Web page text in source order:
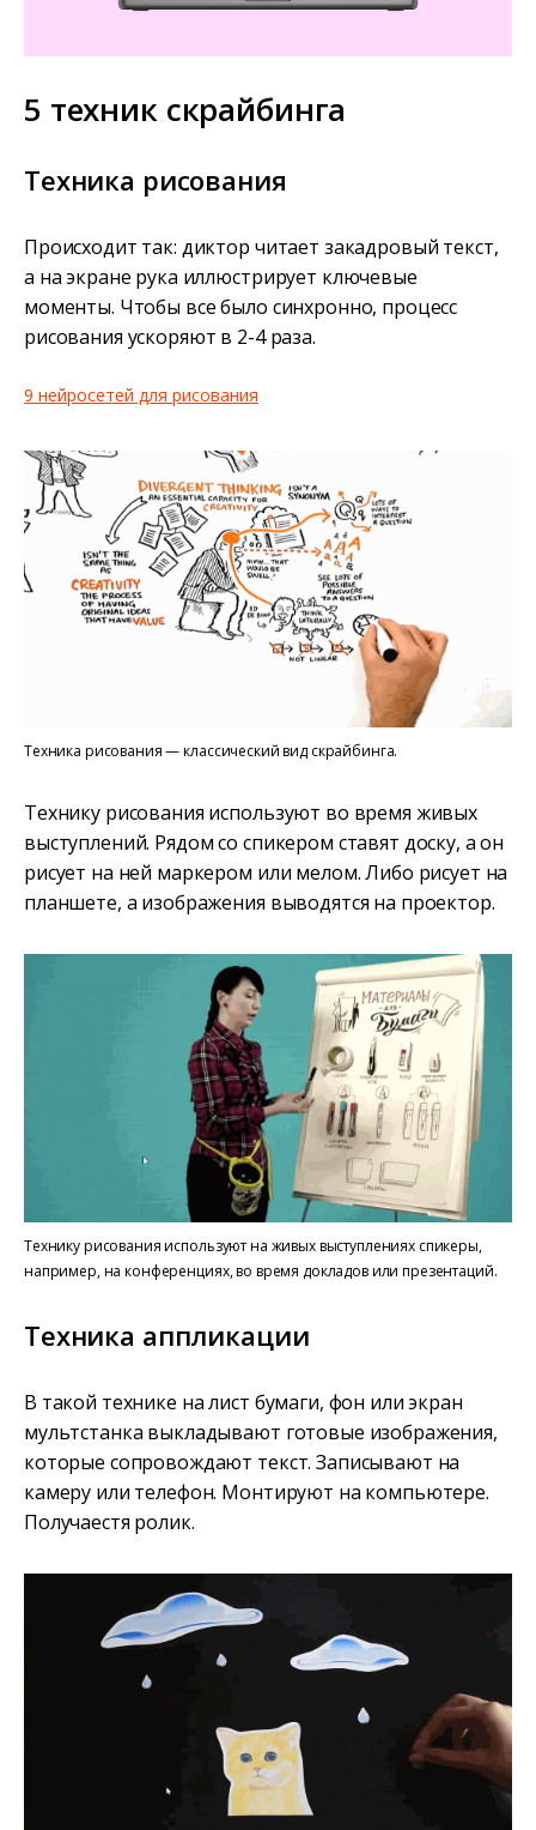
5 техник скрайбинга
Техника рисования
Происходит так: диктор читает закадровый текст,
а на экране рука иллюстрирует ключевые
моменты. Чтобы все было синхронно, процесс
рисования ускоряют в 2-4 раза.
9 нейросетей для рисования
Техника рисования — классический вид скрайбинга.
Технику рисования используют во время живых
выступлений. Рядом со спикером ставят доску, а он
рисует на ней маркером или мелом. Либо рисует на
планшете, а изображения выводятся на проектор.
Технику рисования используют на живых выступлениях спикеры,
например, на конференциях, во время докладов или презентаций.
Техника аппликации
В такой технике на лист бумаги, фон или экран
мультстанка выкладывают готовые изображения,
которые сопровождают текст. Записывают на
камеру или телефон. Монтируют на компьютере.
Получаестя ролик.